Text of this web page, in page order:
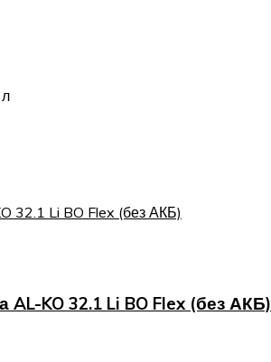
KO 32.1 Li BO Flex (без АКБ)